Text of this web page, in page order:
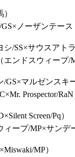
GS×ノーザンテー
シ/SS×サウスアト
（エンドスウィープ/
/GS×マルゼンスキ
Prospector/
Screen/Pq）
ィープ/MP×サン
MP）